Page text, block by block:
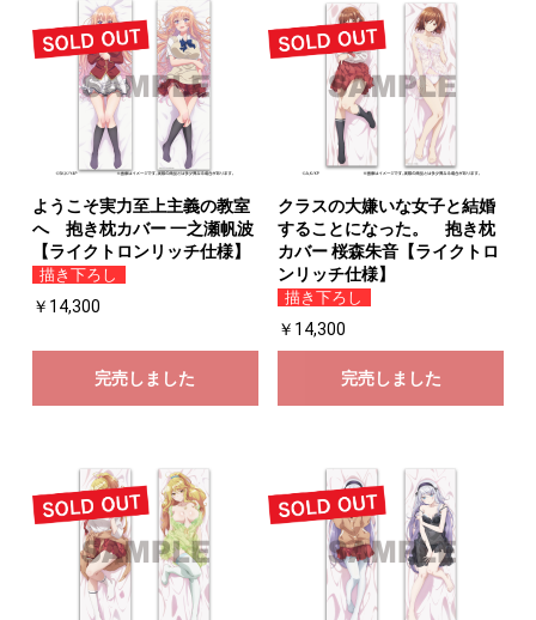
ようこそ実力至上主義の教室
へ 抱き枕カバー 一之瀬帆波
【ライクトロンリッチ仕様】
描き下ろし
￥14,300
完売しました
クラスの大嫌いな女子と結婚
することになった。 抱き枕
カバー 桜森朱音【ライクトロ
ンリッチ仕様】
描き下ろし
￥14,300
完売しました